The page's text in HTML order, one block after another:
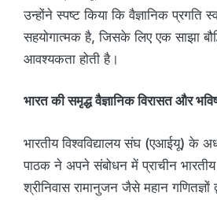
उन्होंने स्पष्ट किया कि वैज्ञानिक प्रगति
सहयोगात्मक है, जिसके लिए एक साझा
आवश्यकता होती है।
भारत की समृद्ध वैज्ञानिक विरासत और
भारतीय विश्वविद्यालय संघ (एआईयू) के
पाठक ने अपने संबोधन में प्राचीन भारतीय
श्रीनिवास रामानुजन जैसे महान गणितज्ञों